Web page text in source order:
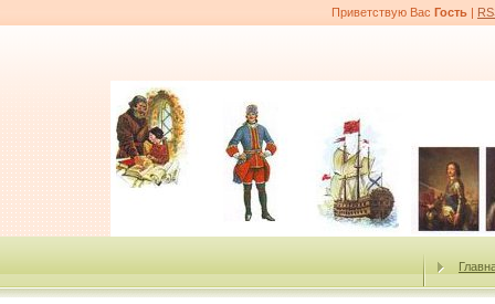
Приветствую Вас Гость |